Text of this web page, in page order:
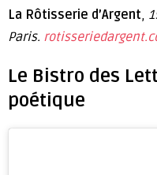
La Rôtisserie d’Argent,
Paris.
Le Bistro des
poétique